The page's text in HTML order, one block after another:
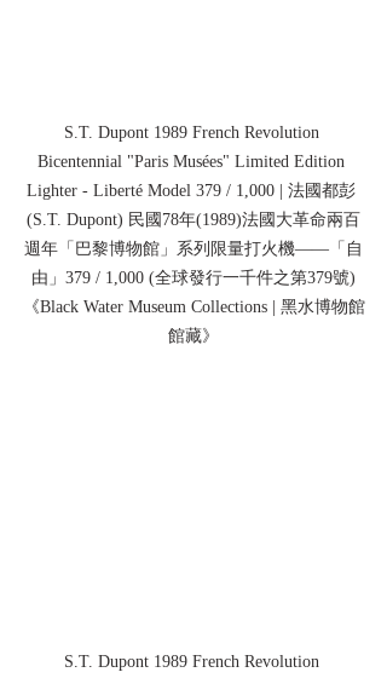
S.T. Dupont 1989 French Revolution
Bicentennial "Paris Musées" Limited Edition
Lighter - Liberté Model 379 / 1,000 | 法國都彭
(S.T. Dupont) 民國78年(1989)法國大革命兩百
週年「巴黎博物館」系列限量打火機——「自
由」379 / 1,000 (全球發行一千件之第379號)
《Black Water Museum Collections | 黑水博物館
館藏》
S.T. Dupont 1989 French Revolution